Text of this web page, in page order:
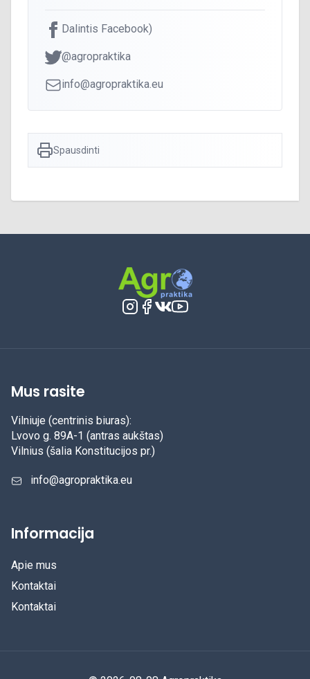
Dalintis Facebook)
@agropraktika
info@agropraktika.eu
Spausdinti
Mus rasite
Vilniuje (centrinis biuras):
Lvovo g. 89A-1 (antras aukštas)
Vilnius (šalia Konstitucijos pr.)
info@agropraktika.eu
Informacija
Apie mus
Kontaktai
Kontaktai